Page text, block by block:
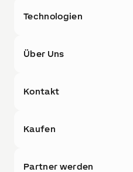
Technologien
Über Uns
Kontakt
Kaufen
Partner werden